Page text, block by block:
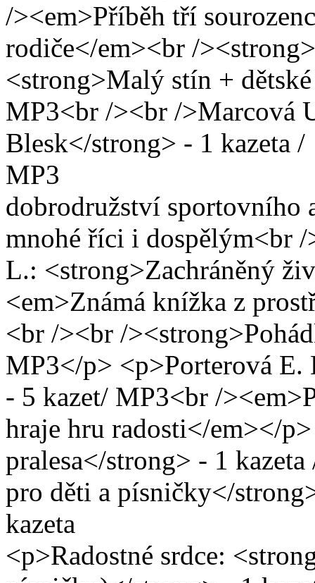
/><em>Příběh tří
rodiče</em><br /
<strong>Malý stín +
MP3<br /><br />Marcová
Blesk</strong> - 1 kazeta /
MP3
dobrodružství sportovního
mnohé říci i dospělým<br
L.: <strong>Zachráněný
<em>Známá knížka z
<br /><br /
MP3</p> <p>Porterová
- 5 kazet/ MP3<br /
hraje hru radosti</em></
pralesa</strong> - 1
pro děti a písničky</
<p>Radostné srdce: